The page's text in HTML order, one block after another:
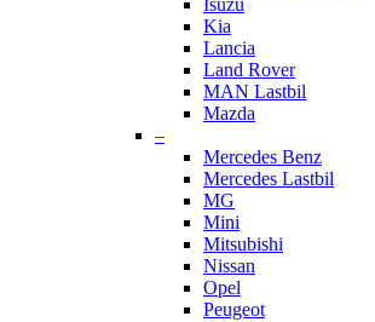
Isuzu
Kia
Lancia
Land Rover
MAN Lastbil
Mazda
–
Mercedes Benz
Mercedes Lastbil
MG
Mini
Mitsubishi
Nissan
Opel
Peugeot